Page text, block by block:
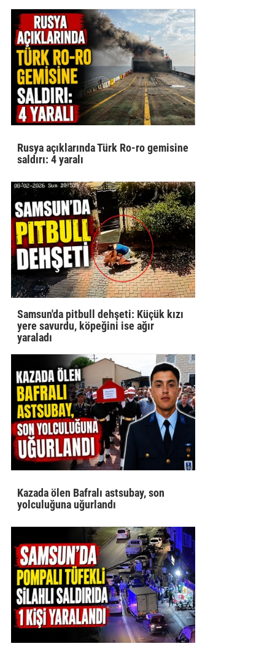
Rusya açıklarında Türk Ro-ro gemisine
saldırı: 4 yaralı
Samsun'da pitbull dehşeti: Küçük kızı
yere savurdu, köpeğini ise ağır
yaraladı
Kazada ölen Bafralı astsubay, son
yolculuğuna uğurlandı